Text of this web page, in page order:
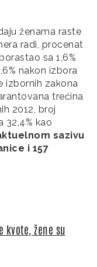
ženama raste
radi, procenat
sa 1,6%
nakon izbora
izbornih zakona
trećina
2012, broj
32,4% kao
sazivu
i 157
kvote, žene su